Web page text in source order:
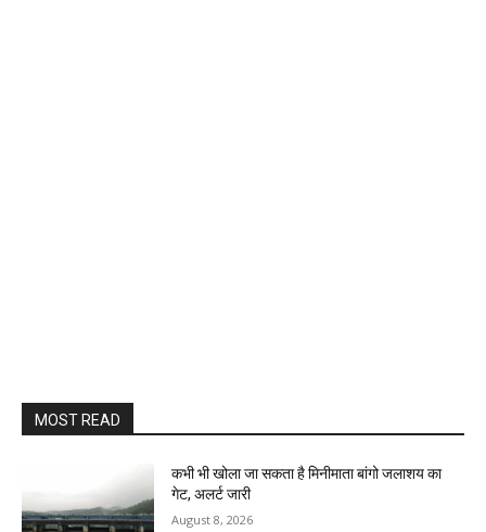
MOST READ
कभी भी खोला जा सकता है मिनीमाता बांगो जलाशय का
गेट, अलर्ट जारी
August 8, 2026